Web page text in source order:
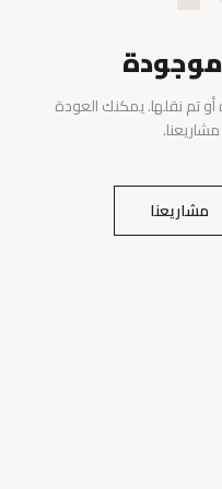
تم نقلها. يمكنك العودة
مشاريعنا